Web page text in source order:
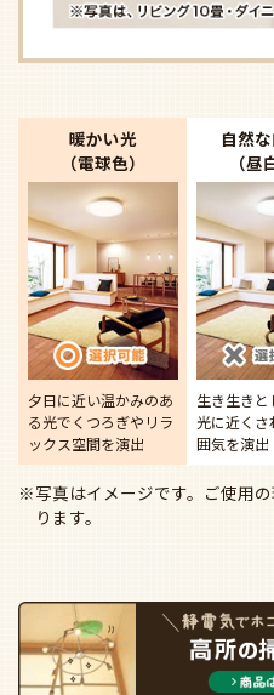
暖かい光
（電球色）
夕日に近い温かみのあ
る光でくつろぎやリラ
ックス空間を演出
自然
（昼
生き生き
光に近く さ
囲気を演出
※写真はイメージです。ご使用
ります。